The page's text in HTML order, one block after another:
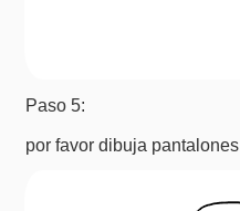
Paso 5:
por favor dibuja pantalones